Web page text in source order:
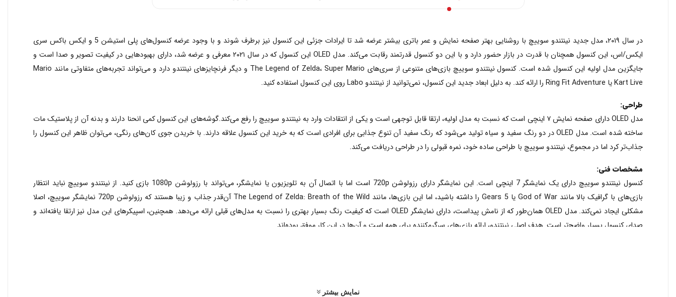
در سال ۲۰۱۹، مدل جدید نینتندو سوییچ با روشنایی بهتر صفحه نمایش و عمر باتری بیشتر عرضه شد تا ایرادات جزئی این کنسول نیز برطرف شوند و با وجود عرضه کنسول‌های پلی استیشن 5 و ایکس باکس سری
ایکس/اس، این کنسول همچنان با قدرت در بازار حضور دارد و با این دو کنسول قدرتمند رقابت می‌کند. مدل OLED این کنسول که در سال ۲۰۲۱ معرفی و عرضه شد، دارای بهبودهایی در کیفیت تصویر و صدا است و
جایگزین مدل اولیه این کنسول شده است. کنسول نینتندو سوییچ بازی‌های متنوعی از سری‌های The Legend of Zelda، Super Mario و دیگر فرنچایزهای نینتندو دارد و می‌تواند تجربه‌های متفاوتی مانند Mario
Kart Live یا Ring Fit Adventure را ارائه کند. به دلیل ابعاد جدید این کنسول، نمی‌توانید از نینتندو Labo روی این کنسول استفاده کنید.
طراحی:
مدل OLED دارای صفحه نمایش ۷ اینچی است که نسبت به مدل اولیه، ارتقا قابل توجهی است و یکی از انتقادات وارد به نینتندو سوییچ را رفع می‌کند.گوشه‌های این کنسول کمی انحنا دارند و بدنه آن از پلاستیک مات
ساخته شده است. مدل OLED در دو رنگ سفید و سیاه تولید می‌شود که رنگ سفید آن تنوع جذابی برای افرادی است که به خرید این کنسول علاقه دارند. با خریدن جوی کان‌های رنگی، می‌توان ظاهر این کنسول را
جذاب‌تر کرد اما در مجموع، نینتندو سوییچ با طراحی ساده خود، نمره قبولی را در طراحی دریافت می‌کند.
مشخصات فنی:
کنسول نینتندو سوییچ دارای یک نمایشگر 7 اینچی است. این نمایشگر دارای رزولوشن 720p است اما با اتصال آن به تلویزیون یا نمایشگر، می‌تواند با رزولوشن 1080p بازی کنید. از نینتندو سوییچ نباید انتظار
بازی‌های با گرافیک بالا مانند God of War یا Gears 5 را داشته باشید، اما این بازی‌ها، مانند The Legend of Zelda: Breath of the Wild آن‌قدر جذاب و زیبا هستند که رزولوشن 720p نمایشگر سوییچ، اصلا
مشکلی ایجاد نمی‌کند. مدل OLED همان‌طور که از نامش پیداست، دارای نمایشگر OLED است که کیفیت رنگ بسیار بهتری را نسبت به مدل‌های قبلی ارائه می‌دهد. همچنین، اسپیکرهای این مدل نیز ارتقا یافته‌اند و
صدای کنسول بسیار واضح‌تر است. هدف اصلی نینتندو، ارائه بازی‌های سرگرم‌کننده برای همه است و آن‌ها در این کار موفق بوده‌اند.
نمایش بیشتر